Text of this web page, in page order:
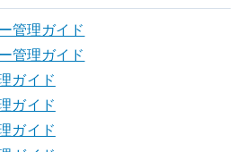
管理ガイド
管理ガイド
ガイド
ガイド
ガイド